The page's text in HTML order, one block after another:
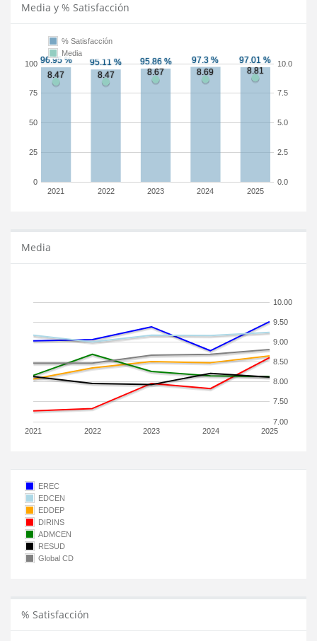
Media y % Satisfacción
2021 2022 2023 2024 2025
0
25
50
75
100
0.0
2.5
5.0
7.5
10.0
% Satisfacción
Media
Media
2021 2022 2023 2024 2025
7.00
7.50
8.00
8.50
9.00
9.50
10.00
EREC
EDCEN
EDDEP
DIRINS
ADMCEN
RESUD
Global CD
% Satisfacción